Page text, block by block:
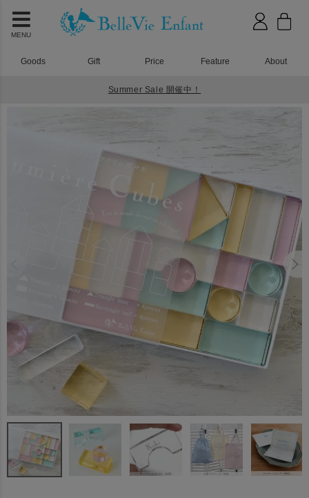
MENU
Goods Gift Price Feature About
Summer Sale 開催中！
Lumiere Cubes Feerie アクリル積み木 26ピース(日本製)